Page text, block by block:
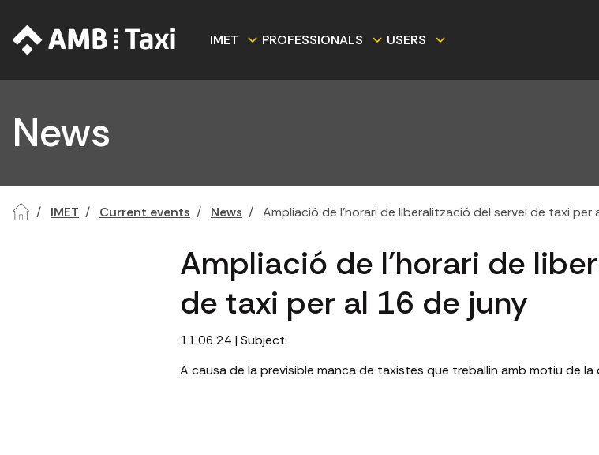
IMET PROFESSIONALS USERS
News
IMET Current events News Ampliació de l'horari de liberalització del servei de taxi per
Ampliació de l'horari de
de taxi per al 16 de juny
11.06.24 | Subject:
A causa de la previsible manca de taxistes que treballin amb motiu de la